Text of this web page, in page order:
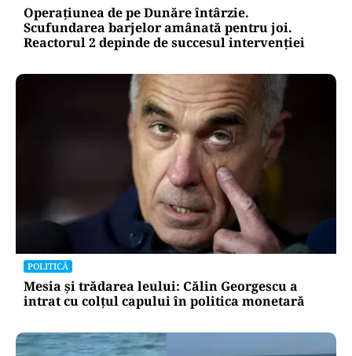
Operațiunea de pe Dunăre întârzie.
Scufundarea barjelor amânată pentru joi.
Reactorul 2 depinde de succesul intervenției
POLITICĂ
Mesia și trădarea leului: Călin Georgescu a
intrat cu colțul capului în politica monetară